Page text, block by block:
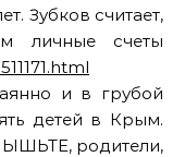
Зубков считает,
личные счеты
и в грубой
детей в Крым.
родители,